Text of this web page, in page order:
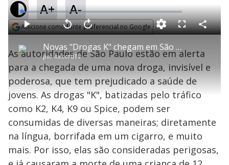
A+ A-
Adicione como fonte preferencial no Google
P
l
a
y
Novas "Drogas K" chegam em São Paulo e acendem alerta para autoridades
porRecordTV
P V
a
r
1
0
e
g
n
d
o
s
A
n
ç
a
1
s
e
u
o
s
M
d
L
o
a
d
e
:
2
.
1
0
%
F
s
c
r
e
n
C
o
a
r
As autoridades de São Paulo estão em alerta
para a chegada de uma nova droga, invisível e
poderosa, que tem prejudicado a saúde de
jovens. As drogas "K", batizadas pelo tráfico
como K2, K4, K9 ou Spice, podem ser
consumidas de diversas maneiras; diretamente
na língua, borrifada em um cigarro, e muito
mais. Por isso, elas são consideradas perigosas,